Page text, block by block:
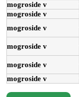
mogroside v
mogroside v
mogroside v
mogroside v
mogroside v
mogroside v